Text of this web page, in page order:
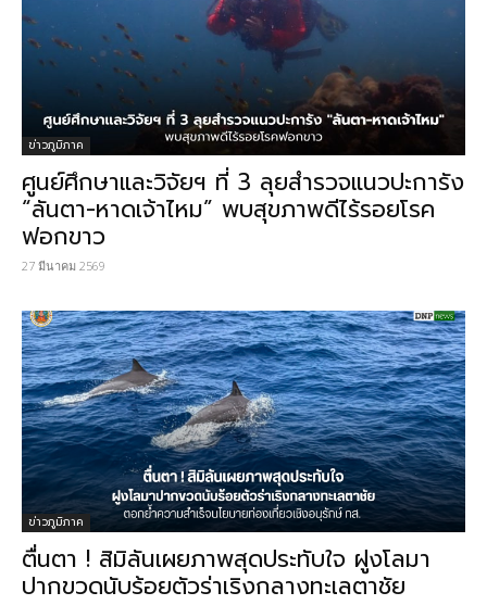
ข่าวภูมิภาค
ศูนย์ศึกษาและวิจัยฯ ที่ 3 ลุยสำรวจแนวปะการัง
“ลันตา-หาดเจ้าไหม” พบสุขภาพดีไร้รอยโรค
ฟอกขาว
27 มีนาคม 2569
ข่าวภูมิภาค
ตื่นตา ! สิมิลันเผยภาพสุดประทับใจ ฝูงโลมา
ปากขวดนับร้อยตัวร่าเริงกลางทะเลตาชัย